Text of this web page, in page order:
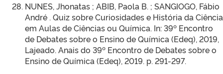
NUNES, Jhonatas ; ABIB, Paola B. ; SANGIOGO, Fábio
André . Quiz sobre Curiosidades e História da Ciência
em Aulas de Ciências ou Química. In: 39º Encontro
de Debates sobre o Ensino de Química (Edeq), 2019,
Lajeado. Anais do 39º Encontro de Debates sobre o
Ensino de Química (Edeq), 2019. p. 291-297.